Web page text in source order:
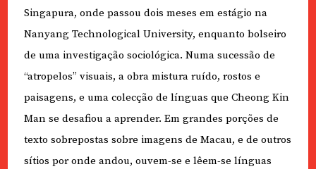
Singapura, onde passou dois meses em estágio na
Nanyang Technological University, enquanto bolseiro
de uma investigação sociológica. Numa sucessão de
“atropelos” visuais, a obra mistura ruído, rostos e
paisagens, e uma colecção de línguas que Cheong Kin
Man se desafiou a aprender. Em grandes porções de
texto sobrepostas sobre imagens de Macau, e de outros
sítios por onde andou, ouvem-se e lêem-se línguas